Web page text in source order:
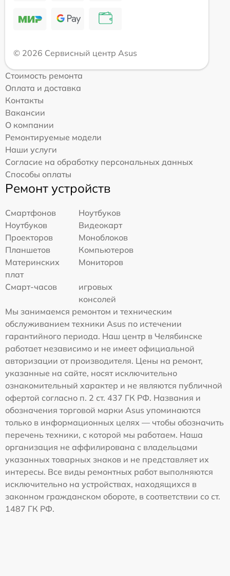
© 2026 Сервисный центр Asus
Стоимость ремонта
Оплата и доставка
Контакты
Вакансии
О компании
Ремонтируемые модели
Наши услуги
Согласие на обработку персональных данных
Способы оплаты
Ремонт устройств
Смартфонов
Ноутбуков
Ноутбуков
Видеокарт
Проекторов
Моноблоков
Планшетов
Компьютеров
Материнских
плат
Мониторов
Смарт-часов
игровых
консолей
Мы занимаемся ремонтом и техническим
обслуживанием техники Asus по истечении
гарантийного периода. Наш центр в Челябинске
работает независимо и не имеет официальной
авторизации от производителя. Цены на ремонт,
указанные на сайте, носят исключительно
ознакомительный характер и не являются публичной
офертой согласно п. 2 ст. 437 ГК РФ. Названия и
обозначения торговой марки Asus упоминаются
только в информационных целях — чтобы обозначить
перечень техники, с которой мы работаем. Наша
организация не аффилирована с владельцами
указанных товарных знаков и не представляет их
интересы. Все виды ремонтных работ выполняются
исключительно на устройствах, находящихся в
законном гражданском обороте, в соответствии со ст.
1487 ГК РФ.